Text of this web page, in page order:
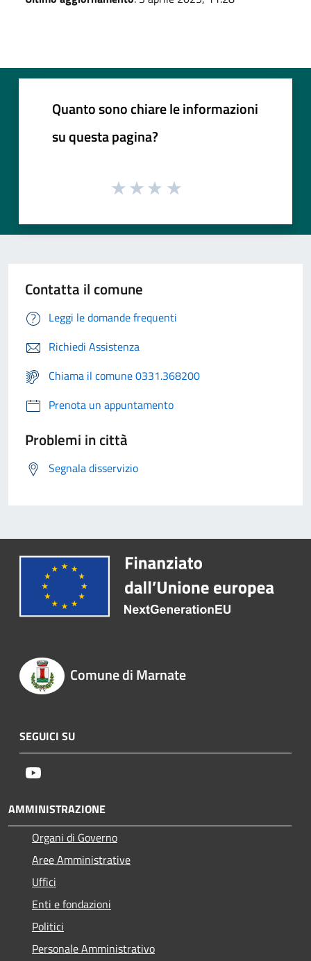
Quanto sono chiare le informazioni
su questa pagina?
Contatta il comune
Leggi le domande frequenti
Richiedi Assistenza
Chiama il comune 0331.368200
Prenota un appuntamento
Problemi in città
Segnala disservizio
Comune di Marnate
SEGUICI SU
AMMINISTRAZIONE
Organi di Governo
Aree Amministrative
Uffici
Enti e fondazioni
Politici
Personale Amministrativo